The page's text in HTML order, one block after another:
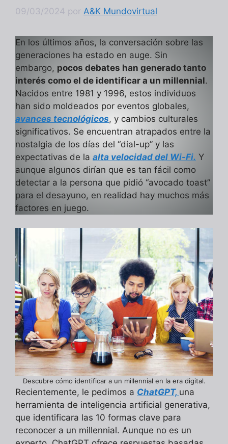
09/03/2024 por A&K Mundovirtual
En los últimos años, la conversación sobre las
generaciones ha estado en auge. Sin
embargo, pocos debates han generado tanto
interés como el de identificar a un millennial.
Nacidos entre 1981 y 1996, estos individuos
han sido moldeados por eventos globales,
avances tecnológicos, y cambios culturales
significativos. Se encuentran atrapados entre la
nostalgia de los días del “dial-up” y las
expectativas de la alta velocidad del Wi-Fi. Y
aunque algunos dirían que es tan fácil como
detectar a la persona que pidió “avocado toast”
para el desayuno, en realidad hay muchos más
factores en juego.
Descubre cómo identificar a un millennial en la era digital.
Recientemente, le pedimos a ChatGPT, una
herramienta de inteligencia artificial generativa,
que identificara las 10 formas clave para
reconocer a un millennial. Aunque no es un